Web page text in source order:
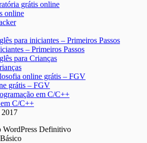
online
– Primeiros Passos
grátis – FGV
C/C++
WordPress Definitivo
Básico